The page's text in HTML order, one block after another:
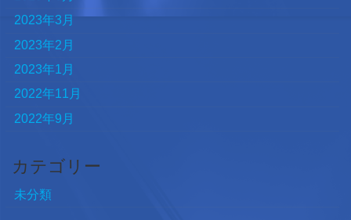
2023年3月
2023年2月
2023年1月
2022年11月
2022年9月
カテゴリー
未分類